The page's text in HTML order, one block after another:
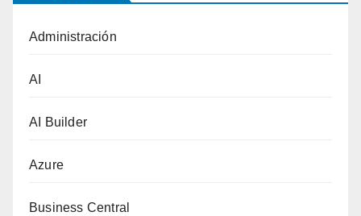
Administración
AI
AI Builder
Azure
Business Central